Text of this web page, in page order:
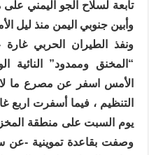
تابعة لسلاح الجو اليمني
وأبين جنوبي اليمن منذ ليل
ونفذ الطيران الحربي
“المخنق وممدود” النائية
التنظيم ، فيما أسفرت اربع
يوم السبت على منطقة
وصفت بقاعدة تموينية -